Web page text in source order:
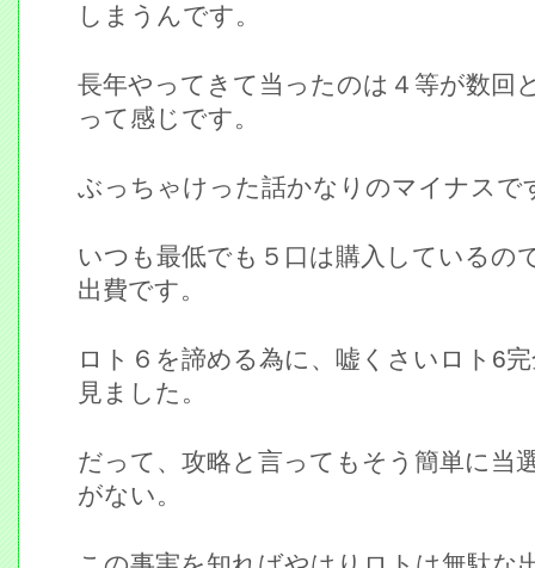
しまうんです。
長年やってきて当ったのは４等が数回
って感じです。
ぶっちゃけった話かなりのマイナスで
いつも最低でも５口は購入しているの
出費です。
ロト６を諦める為に、嘘くさいロト6
見ました。
だって、攻略と言ってもそう簡単に当
がない。